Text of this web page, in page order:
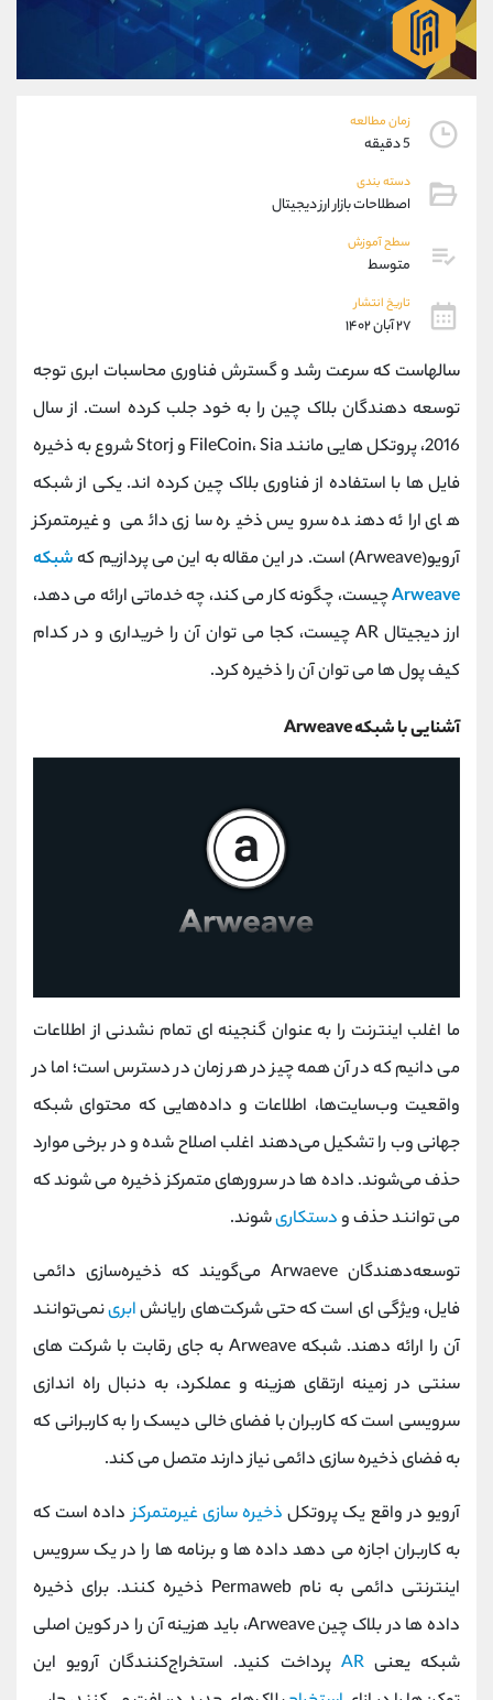
زمان مطالعه
5 دقیقه
دسته بندی
اصطلاحات بازار ارز دیجیتال
سطح آموزش
متوسط
تاریخ انتشار
۲۷ آبان ۱۴۰۲
سالهاست که سرعت رشد و گسترش فناوری محاسبات ابری توجه
توسعه دهندگان بلاک چین را به خود جلب کرده است. از سال
2016، پروتکل هایی مانند FileCoin، Sia و Storj شروع به ذخیره
فایل ها با استفاده از فناوری بلاک چین کرده اند. یکی از شبکه
های ارائه دهنده سرویس ذخیره سازی دائمی و غیرمتمرکز
آرویو(Arweave) است. در این مقاله به این می پردازیم که
شبکه
Arweaveچیست، چگونه کار می کند، چه خدماتی ارائه می دهد،
ارز دیجیتال AR چیست، کجا می توان آن را خریداری و در کدام
کیف پول ها می توان آن را ذخیره کرد.
آشنایی با شبکه Arweave
ما اغلب اینترنت را به عنوان گنجینه ای تمام نشدنی از اطلاعات
می دانیم که در آن همه چیز در هر زمان در دسترس است؛ اما در
واقعیت وب‌سایت‌ها، اطلاعات و داده‌هایی که محتوای شبکه
جهانی وب را تشکیل می‌دهند اغلب اصلاح شده و در برخی موارد
حذف می‌شوند. داده ها در سرورهای متمرکز ذخیره می شوند که
می توانند حذف ودستکاریشوند.
توسعه‌دهندگان Arwaeve می‌گویند که ذخیره‌سازی دائمی
فایل، ویژگی‌ ای است که حتی شرکت‌های رایانشابرینمی‌توانند
آن را ارائه دهند. شبکه Arweave به جای رقابت با شرکت های
سنتی در زمینه ارتقای هزینه و عملکرد، به دنبال راه اندازی
سرویسی است که کاربران با فضای خالی دیسک را به کاربرانی که
به فضای ذخیره سازی دائمی نیاز دارند متصل می کند.
آرویو در واقع یک پروتکل ذخیره سازی غیرمتمرکزداده است که
به کاربران اجازه می دهد داده ها و برنامه ها را در یک سرویس
اینترنتی دائمی به نام Permaweb ذخیره کنند. برای ذخیره
داده ها در بلاک چین Arweave، باید هزینه آن را در کوین اصلی
شبکه یعنیAR پرداخت کنید. استخراج‌کنندگان آرویو این
09101364784
واتساپ شروع گفتگو
تلگرام @Armteam_admin_104
پشتیبان فروش
موبایل
واتساپ
داخلی
اطلاعات تماس (دفتر فروش)
تلفن 021-22021030
بدون پیش شماره 90001030
اینستاگرام @alireza.mehrabii
کانال تلگرام @alirezamehrabi_com